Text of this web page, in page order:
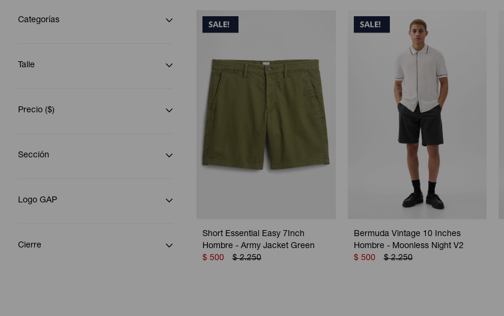
Short Essential Easy 7Inch
Hombre - Army Jacket Green
$ 500 $ 2.250
Bermuda Vintage 10 Inches
Hombre - Moonless Night V2
$ 500 $ 2.250
Categorías
Talle
Precio ($)
Sección
Logo GAP
Cierre